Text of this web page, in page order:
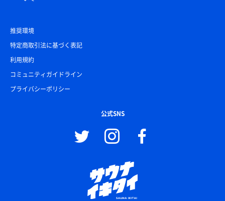
推奨環境
特定商取引法に基づく表記
利用規約
コミュニティガイドライン
プライバシーポリシー
公式SNS